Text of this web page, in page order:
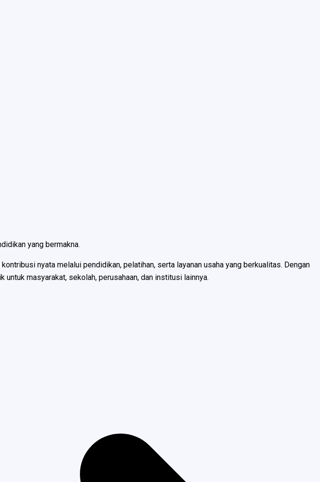
yang bermakna.
nyata melalui pendidikan, pelatihan, serta layanan usaha yang berkualitas. Dengan
masyarakat, sekolah, perusahaan, dan institusi lainnya.